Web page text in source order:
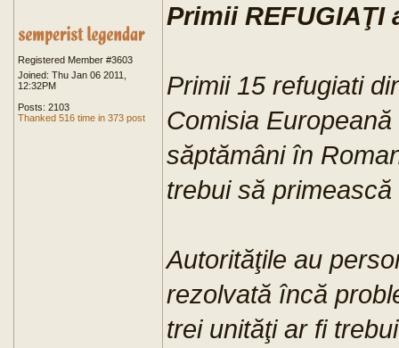
Registered Member #3603
Joined: Thu Jan 06 2011,
12:32PM
Posts: 2103
Thanked 516 time in 373 post
Primii REFUGIAŢI
Primii 15 refugiati
Comisia
săptămâni în
trebui să
Autorităţile au
rezolvată încă
trei unităţi ar fi